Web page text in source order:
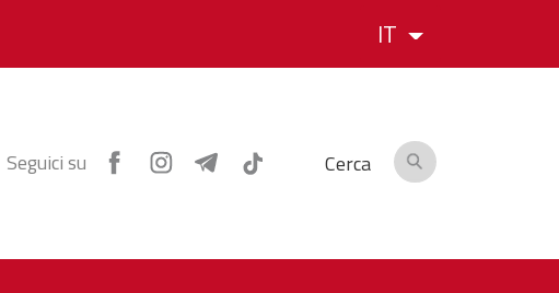
IT
Seguici su Cerca